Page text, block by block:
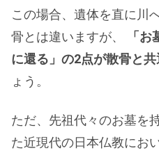
この場合、遺体を直に川
骨とは違いますが、
「
に還る」の2点が散骨と
ょう。
ただ、先祖代々のお墓を
た近現代の日本仏教にお